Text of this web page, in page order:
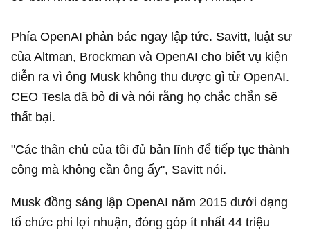
Phía OpenAI phản bác ngay lập tức. Savitt, luật sư
của Altman, Brockman và OpenAI cho biết vụ kiện
diễn ra vì ông Musk không thu được gì từ OpenAI.
CEO Tesla đã bỏ đi và nói rằng họ chắc chắn sẽ
thất bại.
"Các thân chủ của tôi đủ bản lĩnh để tiếp tục thành
công mà không cần ông ấy", Savitt nói.
Musk đồng sáng lập OpenAI năm 2015 dưới dạng
tổ chức phi lợi nhuận, đóng góp ít nhất44 triệu